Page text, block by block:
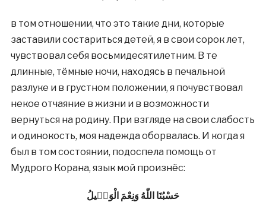
в том отношении, что это такие дни, которые
заставили состариться детей, я в свои сорок лет,
чувствовал себя восьмидесятилетним. В те
длинные, тёмные ночи, находясь в печальной
разлуке и в грустном положении, я почувствовал
некое отчаяние в жизни и в возможности
вернуться на родину. При взгляде на свои слабость
и одинокость, моя надежда оборвалась. И когда я
был в том состоянии, подоспела помощь от
Мудрого Корана, язык мой произнёс:
حَسْبُنَا اللّٰهُ وَنِعْمَ الْوَكٖيلُ